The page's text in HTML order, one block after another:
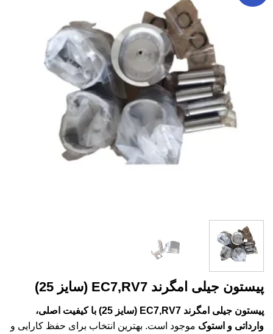
پیستون جیلی امگرند EC7,RV7 (سایز 25)
پیستون جیلی امگرند EC7,RV7 (سایز 25) با کیفیت اصلی،
وارداتی و استوک موجود است. بهترین انتخاب برای حفظ کارایی و